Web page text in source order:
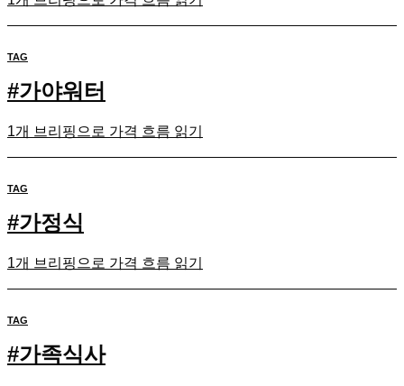
TAG
#가야워터
1개 브리핑으로 가격 흐름 읽기
TAG
#가정식
1개 브리핑으로 가격 흐름 읽기
TAG
#가족식사